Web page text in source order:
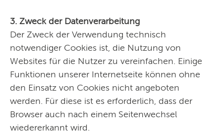
3. Zweck der Datenverarbeitung
Der Zweck der Verwendung technisch
notwendiger Cookies ist, die Nutzung von
Websites für die Nutzer zu vereinfachen. Einige
Funktionen unserer Internetseite können ohne
den Einsatz von Cookies nicht angeboten
werden. Für diese ist es erforderlich, dass der
Browser auch nach einem Seitenwechsel
wiedererkannt wird.